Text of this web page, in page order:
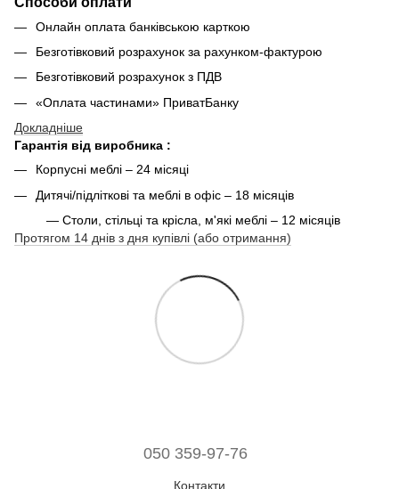
Онлайн оплата банківською карткою
Безготівковий розрахунок за рахунком-фактурою
Безготівковий розрахунок з ПДВ
«Оплата частинами» ПриватБанку
Докладніше
Гарантія від виробника :
Корпусні меблі – 24 місяці
Дитячі/підліткові та меблі в офіс – 18 місяців
— Столи, стільці та крісла, м'які меблі – 12 місяців
Протягом 14 днів з дня купівлі (або отримання)
050 359-97-76
Контакти